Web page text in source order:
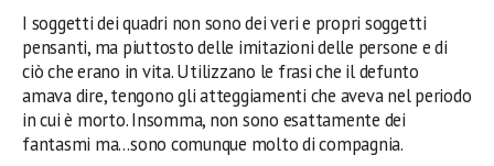
I soggetti dei quadri non sono dei veri e propri soggetti
pensanti, ma piuttosto delle imitazioni delle persone e di
ciò che erano in vita. Utilizzano le frasi che il defunto
amava dire, tengono gli atteggiamenti che aveva nel periodo
in cui è morto. Insomma, non sono esattamente dei
fantasmi ma…sono comunque molto di compagnia.